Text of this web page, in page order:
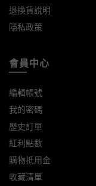
退換貨說明
隱私政策
會員中心
編輯帳號
我的密碼
歷史訂單
紅利點數
購物抵用金
收藏清單